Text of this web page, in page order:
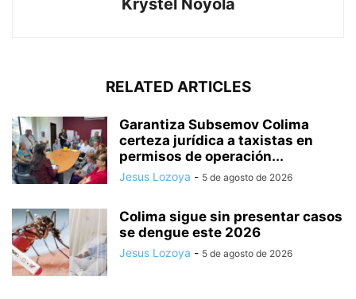
Krystel Noyola
RELATED ARTICLES
Garantiza Subsemov Colima
certeza jurídica a taxistas en
permisos de operación...
Jesus Lozoya - 5 de agosto de 2026
Colima sigue sin presentar casos
se dengue este 2026
Jesus Lozoya - 5 de agosto de 2026